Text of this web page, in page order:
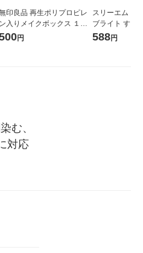
印良品 再生ポリプロピレ
ン入りメイクボックス １／
２横ハーフ 約１５０×１１０
円
スリーエム（
ブライト すご
抗菌 茶渋 着色
588円
む、
対応